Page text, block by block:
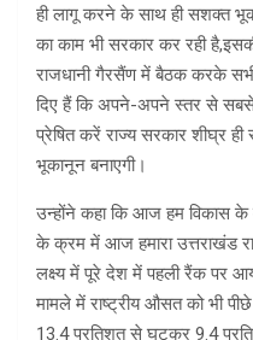
ही लागू करने के साथ ही सशक्त
का काम भी सरकार कर रही
राजधानी गैरसैंण में बैठक करके सभी
दिए हैं कि अपने-अपने स्तर से सबसे
प्रेषित करें राज्य सरकार शीघ्र
भूकानून बनाएगी।
उन्होंने कहा कि आज हम विकास
के क्रम में आज हमारा उत्तराखंड
लक्ष्य में पूरे देश में पहली रैंक पर
मामले में राष्ट्रीय औसत को भी
13.4 प्रतिशत से घटकर 9.4